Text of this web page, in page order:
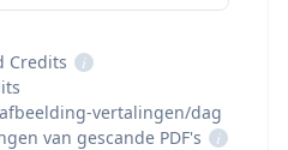
Credits
i
vertalingen/dag
van gescande PDF's
i